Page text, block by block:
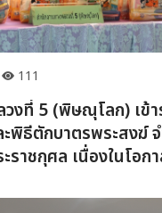
111
วงที่ 5 (พิษณุโลก) เข้
พิธีตักบาตรพระสงฆ์
ราชกุศล เนื่องในโอก